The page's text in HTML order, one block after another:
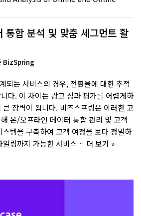
통합 분석 및 맞춤 세그먼트 활
BizSpring
되는 서비스의 경우, 전환율에 대한 추적
다. 이 차이는 광고 성과 평가를 어렵게하
장벽이 됩니다. 비즈스프링은 이러한 고
온/오프라인 데이터 통합 관리 및 고객
템을 구축하여 고객 여정을 보다 정밀하
일링까지 가능한 서비스… 더 보기 »